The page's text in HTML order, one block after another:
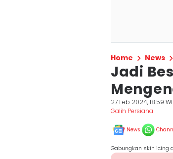
Home News
Jadi
27 Feb 2024, 18:59
Galih Persiana
News
Gabungkan skin icing